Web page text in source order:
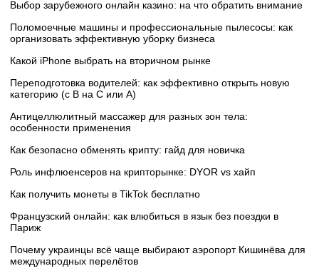
Выбор зарубежного онлайн казино: на что обратить внимание
Поломоечные машины и профессиональные пылесосы: как
организовать эффективную уборку бизнеса
Какой iPhone выбрать на вторичном рынке
Переподготовка водителей: как эффективно открыть новую
категорию (с B на C или А)
Антицеллюлитный массажер для разных зон тела:
особенности применения
Как безопасно обменять крипту: гайд для новичка
Роль инфлюенсеров на крипторынке: DYOR vs хайп
Как получить монеты в TikTok бесплатно
Французский онлайн: как влюбиться в язык без поездки в
Париж
Почему украинцы всё чаще выбирают аэропорт Кишинёва для
международных перелётов